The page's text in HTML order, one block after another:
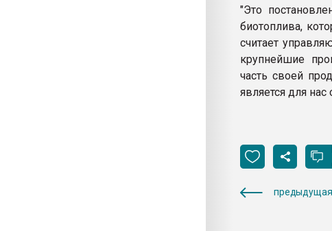
"Это
биотоплива,
считает
крупнейшие
часть своей
является для
предыдущая